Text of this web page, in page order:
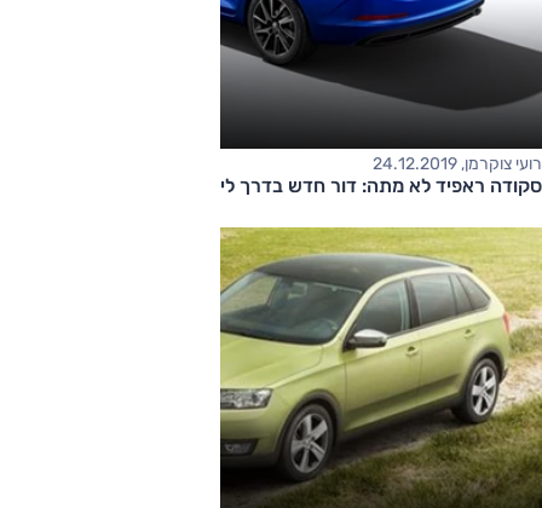
רועי צוקרמן, 24.12.2019
סקודה ראפיד לא מתה: דור חדש בדרך לישראל?